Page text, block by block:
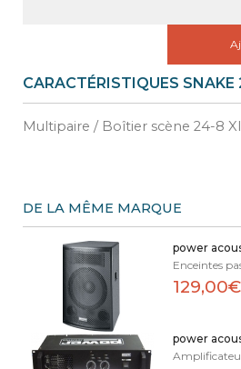
CARACTÉRISTIQUES SNAKE
Multipaire / Boîtier scène 24-8
DE LA MÊME MARQUE
power
Enceintes
129,00€
power